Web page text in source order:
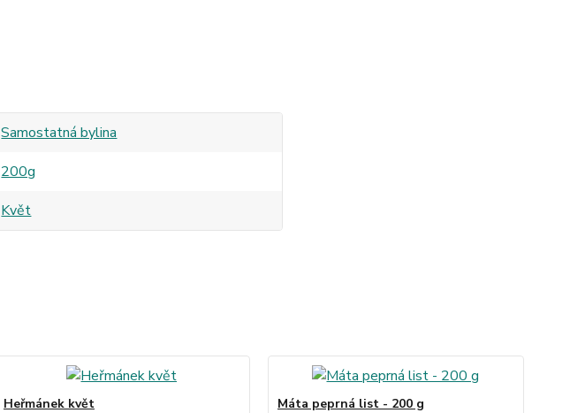
Samostatná bylina
200g
Květ
Heřmánek květ Máta peprná list - 200 g